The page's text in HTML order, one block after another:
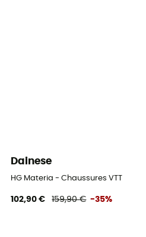
Dainese
HG Materia - Chaussures VTT
102,90 € 159,90 € -35%